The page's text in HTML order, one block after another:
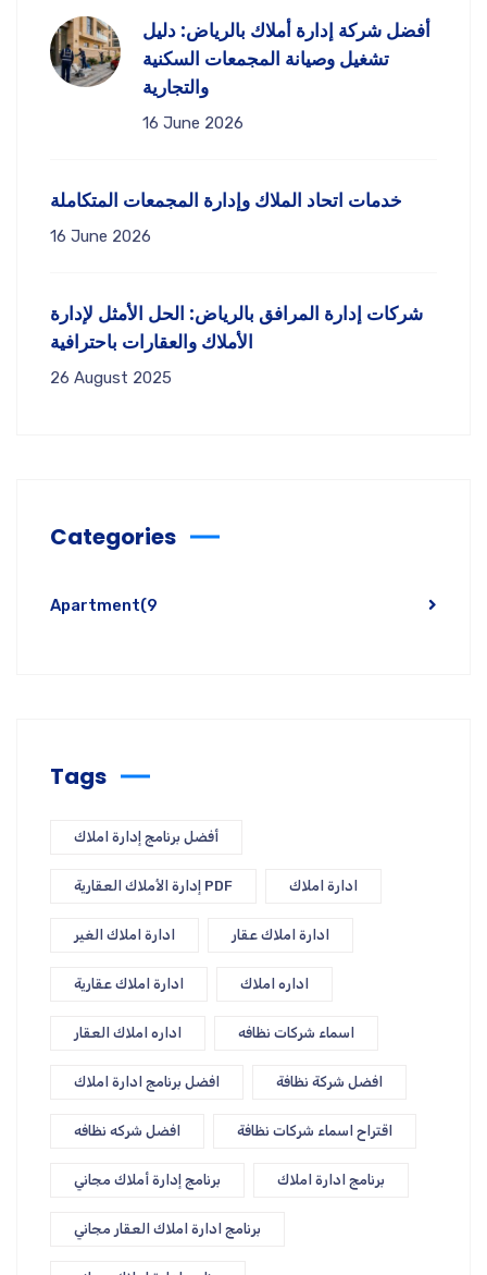
أفضل شركة إدارة أملاك بالرياض: دليل
تشغيل وصيانة المجمعات السكنية
والتجارية
16 June 2026
خدمات اتحاد الملاك وإدارة المجمعات المتكاملة
16 June 2026
شركات إدارة المرافق بالرياض: الحل الأمثل لإدارة
الأملاك والعقارات باحترافية
26 August 2025
Categories
Apartment(9
Tags
أفضل برنامج إدارة املاك
إدارة الأملاك العقارية PDF ادارة املاك
ادارة املاك الغير ادارة املاك عقار
ادارة املاك عقارية اداره املاك
اداره املاك العقار اسماء شركات نظافه
افضل برنامج ادارة املاك افضل شركة نظافة
افضل شركه نظافه اقتراح اسماء شركات نظافة
برنامج إدارة أملاك مجاني برنامج ادارة املاك
برنامج ادارة املاك العقار مجاني